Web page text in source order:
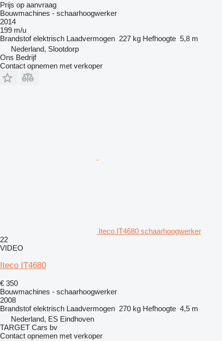
Prijs op aanvraag
Bouwmachines - schaarhoogwerker
2014
199 m/u
Brandstof elektrisch Laadvermogen 227 kg Hefhoogte 5,8 m
Nederland, Slootdorp
Ons Bedrijf
Contact opnemen met verkoper
Iteco IT4680 schaarhoogwerker
22
VIDEO
Iteco IT4680
€ 350
Bouwmachines - schaarhoogwerker
2008
Brandstof elektrisch Laadvermogen 270 kg Hefhoogte 4,5 m
Nederland, ES Eindhoven
TARGET Cars bv
Contact opnemen met verkoper